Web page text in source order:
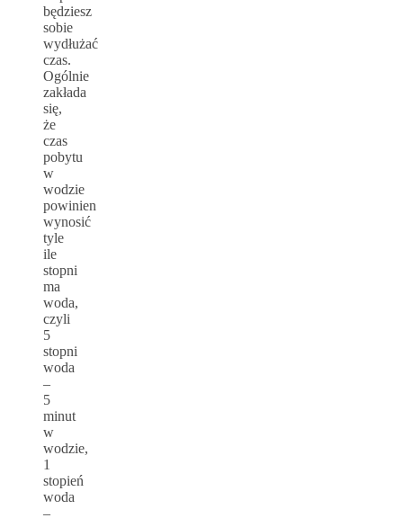
będziesz
sobie
wydłużać
czas.
Ogólnie
zakłada
się,
że
czas
pobytu
w
wodzie
powinien
wynosić
tyle
ile
stopni
ma
woda,
czyli
5
stopni
woda
–
5
minut
w
wodzie,
1
stopień
woda
–